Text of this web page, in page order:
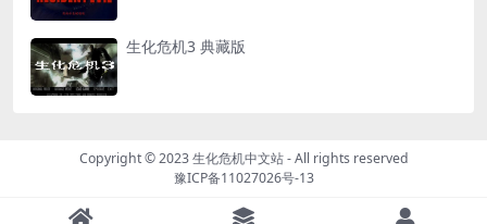
生化危机3 典藏版
Copyright © 2023生化危机中文站- All rights reserved
豫ICP备11027026号-13